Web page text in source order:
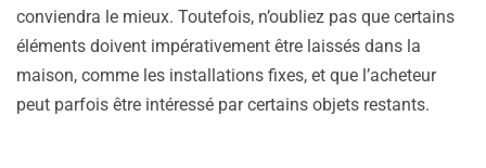
conviendra le mieux. Toutefois, n’oubliez pas que certains
éléments doivent impérativement être laissés dans la
maison, comme les installations fixes, et que l’acheteur
peut parfois être intéressé par certains objets restants.